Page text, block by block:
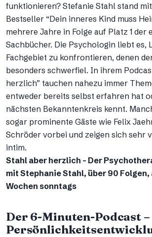
funktionieren? Stefanie Stahl stand
Bestseller “Dein inneres Kind muss
mehrere Jahre in Folge auf Platz 1
Sachbücher. Die Psychologin liebt es,
Fachgebiet zu konfrontieren, denen
besonders schwerfiel. In ihrem
herzlich” tauchen nahezu immer
entweder bereits selbst erfahren hat
nächsten Bekanntenkreis kennt.
sogar prominente Gäste wie Felix
Schröder vorbei und zeigen sich sehr
intim.
Stahl aber herzlich – Der
mit Stephanie Stahl, über 90 Folgen,
Wochen sonntags
Der 6-Minuten-Podcast –